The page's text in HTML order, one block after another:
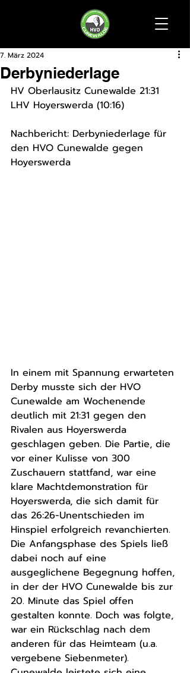
Derbyniederlage
7. März 2024
HV Oberlausitz Cunewalde 21:31
LHV Hoyerswerda (10:16)
Nachbericht: Derbyniederlage für
den HVO Cunewalde gegen
Hoyerswerda
In einem mit Spannung erwarteten
Derby musste sich der HVO
Cunewalde am Wochenende
deutlich mit 21:31 gegen den
Rivalen aus Hoyerswerda
geschlagen geben. Die Partie, die
vor einer Kulisse von 300
Zuschauern stattfand, war eine
klare Machtdemonstration für
Hoyerswerda, die sich damit für
das 26:26-Unentschieden im
Hinspiel erfolgreich revanchierten.
Die Anfangsphase des Spiels ließ
dabei noch auf eine
ausgeglichene Begegnung hoffen,
in der der HVO Cunewalde bis zur
20. Minute das Spiel offen
gestalten konnte. Doch was folgte,
war ein Rückschlag nach dem
anderen für das Heimteam (u.a.
vergebene Siebenmeter).